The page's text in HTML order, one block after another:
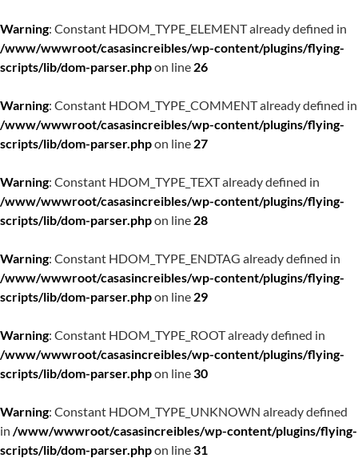
Warning: Constant HDOM_TYPE_ELEMENT already defined in
/www/wwwroot/casasincreibles/wp-content/plugins/flying-
scripts/lib/dom-parser.phpon line 26
Warning: Constant HDOM_TYPE_COMMENT already defined in
/www/wwwroot/casasincreibles/wp-content/plugins/flying-
scripts/lib/dom-parser.phpon line 27
Warning: Constant HDOM_TYPE_TEXT already defined in
/www/wwwroot/casasincreibles/wp-content/plugins/flying-
scripts/lib/dom-parser.phpon line 28
Warning: Constant HDOM_TYPE_ENDTAG already defined in
/www/wwwroot/casasincreibles/wp-content/plugins/flying-
scripts/lib/dom-parser.phpon line 29
Warning: Constant HDOM_TYPE_ROOT already defined in
/www/wwwroot/casasincreibles/wp-content/plugins/flying-
scripts/lib/dom-parser.phpon line30
Warning: Constant HDOM_TYPE_UNKNOWN already defined
in /www/wwwroot/casasincreibles/wp-content/plugins/flying-
scripts/lib/dom-parser.phpon line31